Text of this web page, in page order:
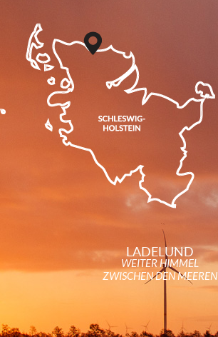
LADELUND
WEITER HIMMEL
ZWISCHEN DEN MEEREN